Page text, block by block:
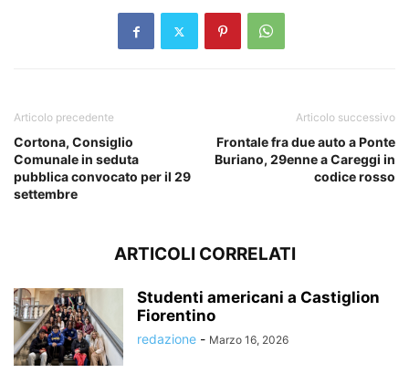
Articolo precedente
Cortona, Consiglio
Comunale in seduta
pubblica convocato per il 29
settembre
Articolo successivo
Frontale fra due auto a Ponte
Buriano, 29enne a Careggi in
codice rosso
ARTICOLI CORRELATI
Studenti americani a Castiglion
Fiorentino
redazione - Marzo 16, 2026